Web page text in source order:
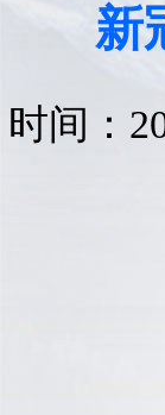
新
时间：